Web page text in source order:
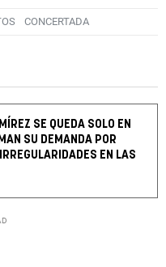
CONCERTADA
SE QUEDA SOLO EN
SU DEMANDA POR
EN LAS